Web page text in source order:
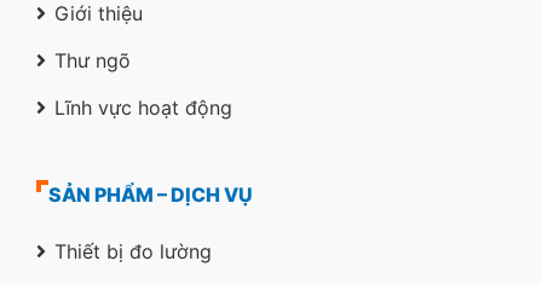
Giới thiệu
Thư ngõ
Lĩnh vực hoạt động
SẢN PHẨM – DỊCH VỤ
Thiết bị đo lường